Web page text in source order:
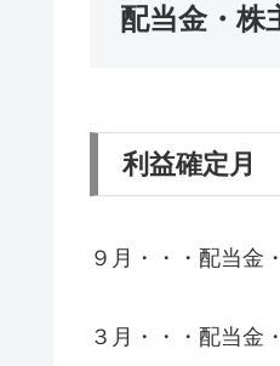
配当金・株
利益確定月
９月・・・配当金
３月・・・配当金